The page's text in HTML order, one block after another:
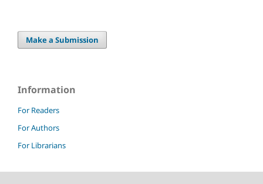
Make a Submission
Information
For Readers
For Authors
For Librarians